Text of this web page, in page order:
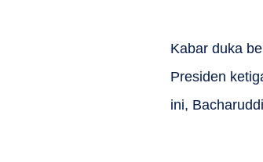
Kabar duka
Presiden
ini,